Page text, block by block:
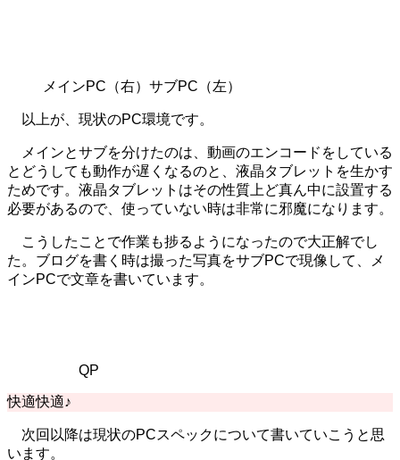
メインPC（右）サブPC（左）
以上が、現状のPC環境です。
メインとサブを分けたのは、動画のエンコードをしている
とどうしても動作が遅くなるのと、液晶タブレットを生かす
ためです。液晶タブレットはその性質上ど真ん中に設置する
必要があるので、使っていない時は非常に邪魔になります。
こうしたことで作業も捗るようになったので大正解でし
た。ブログを書く時は撮った写真をサブPCで現像して、メ
インPCで文章を書いています。
QP
快適快適♪
次回以降は現状のPCスペックについて書いていこうと思
います。